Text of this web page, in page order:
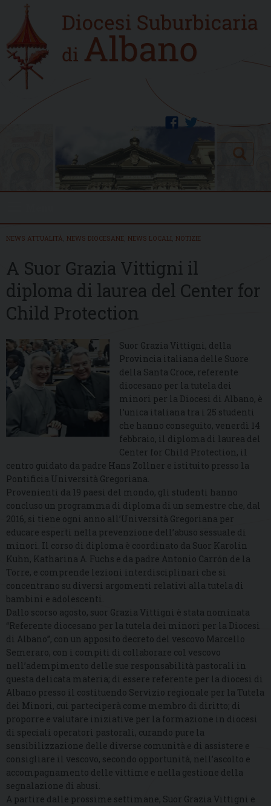
content
Home
new
twitter
facebook
Search
NEWS ATTUALITÀ NEWS DIOCESANE NEWS LOCALI NOTIZIE
A Suor Grazia Vittigni il
diploma di laurea del Center for
Child Protection
Suor Grazia Vittigni, della
Provincia italiana delle Suore
della Santa Croce, referente
diocesano per la tutela dei
minori per la Diocesi di Albano, è
l’unica italiana tra i 25 studenti
che hanno conseguito, venerdì 14
febbraio, il diploma di laurea del
Center for Child Protection, il
centro guidato da padre Hans Zollner e istituito presso la
Pontificia Università Gregoriana.
Provenienti da 19 paesi del mondo, gli studenti hanno
concluso un programma di diploma di un semestre che, dal
2016, si tiene ogni anno all’Università Gregoriana per
educare esperti nella prevenzione dell’abuso sessuale di
minori. Il corso di diploma è coordinato da Suor Karolin
Kuhn, Katharina A. Fuchs e da padre Antonio Carrón de la
Torre, e comprende lezioni interdisciplinari che si
concentrano su diversi argomenti relativi alla tutela di
bambini e adolescenti.
Dallo scorso agosto, suor Grazia Vittigni è stata nominata
“Referente diocesano per la tutela dei minori per la Diocesi
di Albano”, con un apposito decreto del vescovo Marcello
Semeraro, con i compiti di collaborare col vescovo
nell’adempimento delle sue responsabilità pastorali in
questa delicata materia; di essere referente per la diocesi di
Albano presso il costituendo Servizio regionale per la Tutela
dei Minori, cui parteciperà come membro di diritto; di
proporre e valutare iniziative per la formazione in diocesi
di speciali operatori pastorali, curando pure la
sensibilizzazione delle diverse comunità e di assistere e
consigliare il vescovo, secondo opportunità, nell’ascolto e
accompagnamento delle vittime e nella gestione della
segnalazione di abusi.
A partire dalle prossime settimane, Suor Grazia Vittigni e